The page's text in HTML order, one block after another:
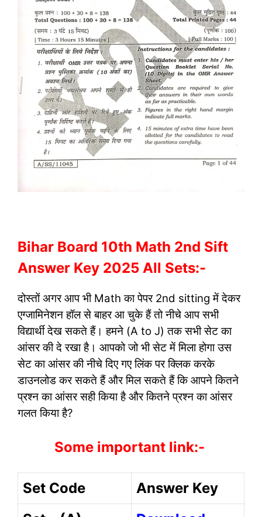
Bihar Board 10th Math 2nd Sift
Answer Key 2025 All Sets:-
दोस्तों अगर आप भी Math का पेपर 2nd sitting में देकर
एग्जामिनेशन हॉल से बाहर आ चुके हैं तो नीचे आप सभी
विद्यार्थी देख सकते हैं। हमने (A to J) तक सभी सेट का
आंसर की दे रखा है। आपको जो भी सेट में मिला होगा उस
सेट का आंसर की नीचे दिए गए लिंक पर क्लिक करके
डाउनलोड कर सकते हैं और मिल सकते हैं कि आपने कितने
प्रश्न का आंसर सही किया है और कितने प्रश्न का आंसर
गलत किया है?
Some important link:-
Set Code
Answer Key